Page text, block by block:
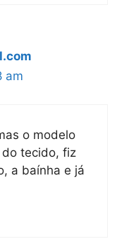
am
o modelo
do tecido, fiz
a baínha e já